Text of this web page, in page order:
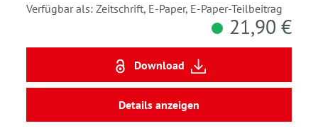
Verfügbar als: Zeitschrift, E-Paper, E-Paper-Teilbeitrag
21,90 €
Download
Details anzeigen